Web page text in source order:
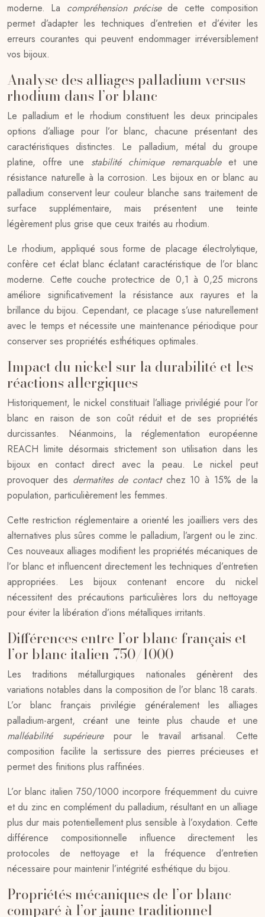
moderne. La compréhension précisede cette composition
permet d’adapter les techniques d’entretien et d’éviter les
erreurs courantes qui peuvent endommager irréversiblement
vos bijoux.
Analyse des alliages palladium versus
rhodium dans l’or blanc
Le palladium et le rhodium constituent les deux principales
options d’alliage pour l’or blanc, chacune présentant des
caractéristiques distinctes. Le palladium, métal du groupe
platine, offre une stabilité chimique remarquable et une
résistance naturelle à la corrosion. Les bijoux en or blanc au
palladium conservent leur couleur blanche sans traitement de
surface supplémentaire, mais présentent une teinte
légèrement plus grise que ceux traités au rhodium.
Le rhodium, appliqué sous forme de placage électrolytique,
confère cet éclat blanc éclatant caractéristique de l’or blanc
moderne. Cette couche protectrice de 0,1 à 0,25 microns
améliore significativement la résistance aux rayures et la
brillance du bijou. Cependant, ce placage s’use naturellement
avec le temps et nécessite une maintenance périodique pour
conserver ses propriétés esthétiques optimales.
Impact du nickel sur la durabilité et les
réactions allergiques
Historiquement, le nickel constituait l’alliage privilégié pour l’or
blanc en raison de son coût réduit et de ses propriétés
durcissantes. Néanmoins, la réglementation européenne
REACH limite désormais strictement son utilisation dans les
bijoux en contact direct avec la peau. Le nickel peut
provoquer des dermatites de contact chez 10 à 15% de la
population, particulièrement les femmes.
Cette restriction réglementaire a orienté les joailliers vers des
alternatives plus sûres comme le palladium, l’argent ou le zinc.
Ces nouveaux alliages modifient les propriétés mécaniques de
l’or blanc et influencent directement les techniques d’entretien
appropriées. Les bijoux contenant encore du nickel
nécessitent des précautions particulières lors du nettoyage
pour éviter la libération d’ions métalliques irritants.
Différences entre l’or blanc français et
l’or blanc italien 750/1000
Les traditions métallurgiques nationales génèrent des
variations notables dans la composition de l’or blanc 18 carats.
L’or blanc français privilégie généralement les alliages
palladium-argent, créant une teinte plus chaude et une
malléabilité supérieure pour le travail artisanal. Cette
composition facilite la sertissure des pierres précieuses et
permet des finitions plus raffinées.
L’or blanc italien 750/1000 incorpore fréquemment du cuivre
et du zinc en complément du palladium, résultant en un alliage
plus dur mais potentiellement plus sensible à l’oxydation. Cette
différence compositionnelle influence directement les
protocoles de nettoyage et la fréquence d’entretien
nécessaire pour maintenir l’intégrité esthétique du bijou.
Propriétés mécaniques de l’or blanc
comparé à l’or jaune traditionnel